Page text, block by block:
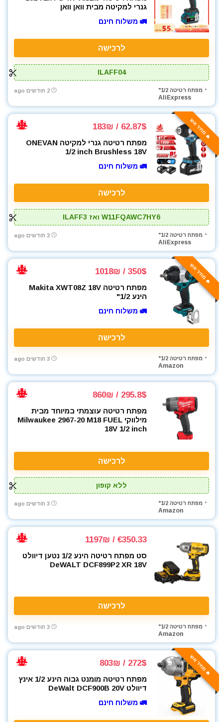
גנרי למקיטה מבית וואן וואן
🚛 משלוח חינם
לרכישה
ILAFF04
מפתח רטיטה 1/2"
AliExpress
2 חודשים ago
🔥 מחיר אש 62.87$ / 183₪
מפתח רטיטה גנרי למקיטה ONEVAN
1/2 inch Brushless 18V
🚛 משלוח חינם
לרכישה
W11FQAWC7HY6 ואז ILAFF3
מפתח רטיטה 1/2"
AliExpress
3 חודשים ago
🔥 מחיר אש 350$ / 1018₪
מפתח רטיטה Makita XWT08Z 18V
הינע 1/2"
🚛 משלוח חינם
לרכישה
מפתח רטיטה 1/2"
Amazon
3 חודשים ago
295.8$ / 860₪
מפתח רטיטה עוצמתי במיוחד מבית
מילווקי Milwaukee 2967-20 M18 FUEL
18V 1/2 inch
לרכישה
ללא קופון
מפתח רטיטה 1/2"
Amazon
3 חודשים ago
€350.33 / 1197₪
סט מפתח רטיטה הינע 1/2 נטען דיוולט
DeWALT DCF899P2 XR 18V
לרכישה
מפתח רטיטה 1/2"
Amazon
3 חודשים ago
🔥 מחיר אש 272$ / 803₪
מפתח רטיטה מומנט גבוה הינע 1/2 אינץ
דיוולט DeWalt DCF900B 20V
🚛 משלוח חינם